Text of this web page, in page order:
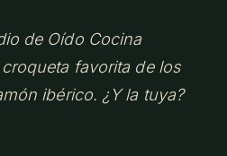
de Oído Cocina
favorita de los
ibérico. ¿Y la tuya?